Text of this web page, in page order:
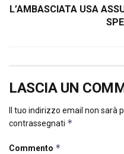
L’AMBASCIATA USA
LASCIA UN
Il tuo indirizzo email non sarà
contrassegnati *
Commento *